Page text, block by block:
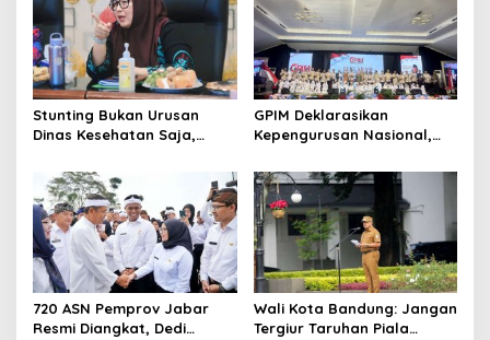
Stunting Bukan Urusan
Dinas Kesehatan Saja,
Fenomena ‘Lost Contact’
Posyandu
GPIM Deklarasikan
Kepengurusan Nasional,
Pemerintah dan Bidik
Kemenangan Prabowo 2029
720 ASN Pemprov Jabar
Resmi Diangkat, Dedi
Wali Kota Bandung: Jangan
Tergiur Taruhan Piala